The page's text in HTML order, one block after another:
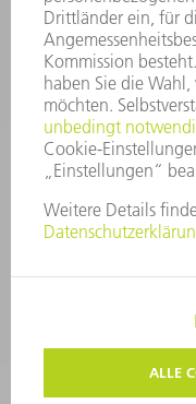
Mo -
Additive
COPYRIGHT UND